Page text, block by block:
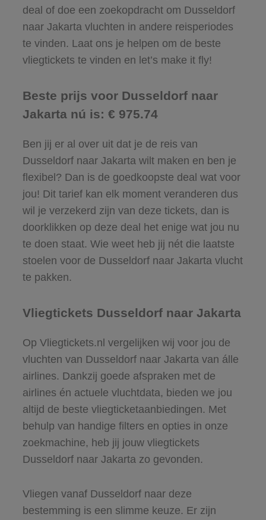
deal of doe een zoekopdracht om Dusseldorf
naar Jakarta vluchten in andere reisperiodes
te vinden. Laat ons je helpen om de beste
vliegtickets te vinden en let’s make it fly!
Beste prijs voor Dusseldorf naar
Jakarta nú is: € 975.74
Ben jij er al over uit dat je de reis van
Dusseldorf naar Jakarta wilt maken en ben je
flexibel? Dan is de goedkoopste deal wat voor
jou! Dit tarief kan elk moment veranderen dus
wil je verzekerd zijn van deze tickets, dan is
doorklikken op deze deal het enige wat jou nu
te doen staat. Wie weet heb jij nét die laatste
stoelen voor de Dusseldorf naar Jakarta vlucht
te pakken.
Vliegtickets Dusseldorf naar Jakarta
Op Vliegtickets.nl vergelijken wij voor jou de
vluchten van Dusseldorf naar Jakarta van álle
airlines. Dankzij goede afspraken met de
airlines én actuele vluchtdata, bieden we jou
altijd de beste vliegticketaanbiedingen. Met
behulp van handige filters en opties in onze
zoekmachine, heb jij jouw vliegtickets
Dusseldorf naar Jakarta zo gevonden.
Vliegen vanaf Dusseldorf naar deze
bestemming is een slimme keuze. Er zijn